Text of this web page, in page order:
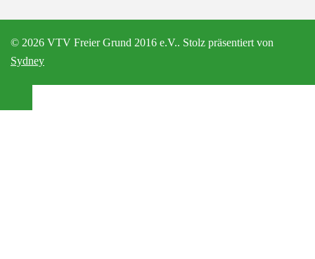
© 2026 VTV Freier Grund 2016 e.V.. Stolz präsentiert von
Sydney